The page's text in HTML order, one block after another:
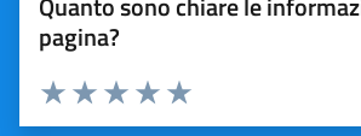
pagina?
Valuta 5 stelle su 5
Valuta 4 stelle su 5
Valuta 3 stelle su 5
Valuta 2 stelle su 5
Valuta 1 stelle su 5